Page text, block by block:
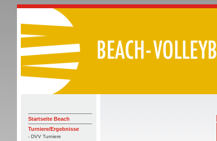
Startseite Beach
Turniere/Ergebnisse
- DVV Turniere